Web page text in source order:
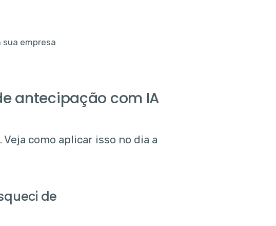
antecipação com IA
como aplicar isso no dia a
de